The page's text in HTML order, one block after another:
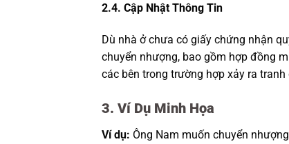
2.4. Cập Nhật Thông Tin
Dù nhà ở chưa có giấy chứng nhận
chuyển nhượng, bao gồm hợp đồng
các bên trong trường hợp xảy ra tranh
3. Ví Dụ Minh Họa
Ví dụ: Ông Nam muốn chuyển